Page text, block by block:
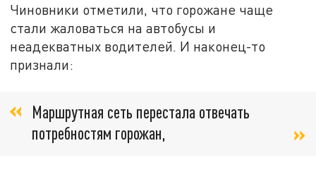
Чиновники отметили, что горожане чаще
стали жаловаться на автобусы и
неадекватных водителей. И наконец-то
признали:
Маршрутная сеть перестала отвечать
потребностям горожан,